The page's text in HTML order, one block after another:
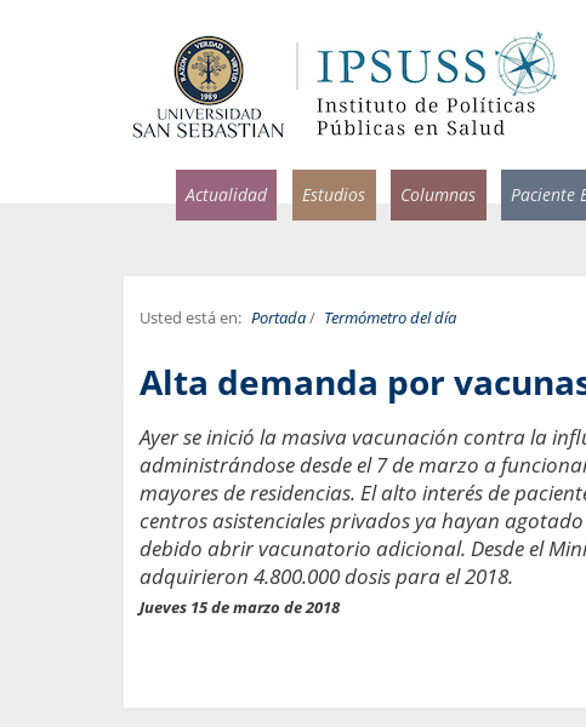
Actualidad Estudios Columnas Paciente
Usted está en: Portada/ Termómetro del día
Alta demanda por
Ayer se inició la masiva vacunación contra la
administrándose desde el 7 de marzo a
mayores de residencias. El alto interés de
centros asistenciales privados ya hayan
debido abrir vacunatorio adicional. Desde el
adquirieron 4.800.000 dosis para el 2018.
Jueves 15 de marzo de 2018
médicas y
por incapacidad
entregados por la
sobre viajes al extranjero
que deben hacer...
Infectólogo y profesor asistente
Medicina, Universidad San
Pandemias del
Usamos la palabra pandemia
una enfermedad contagiosa se
propaga a un gran número